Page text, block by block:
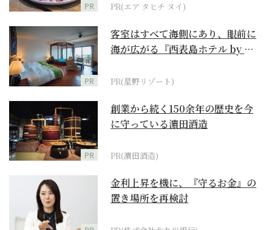
PR PR(エア タヒチ ヌイ)
PR
客室はすべて海側にあり、眼前に
海が広がる『西表島ホテル by 星
PR(星野リゾート)
PR
創業から続く150余年の歴史を今
に守っている濵田酒造
PR(濵田酒造)
金利上昇を機に、『守るお金』の
置き場所を再検討